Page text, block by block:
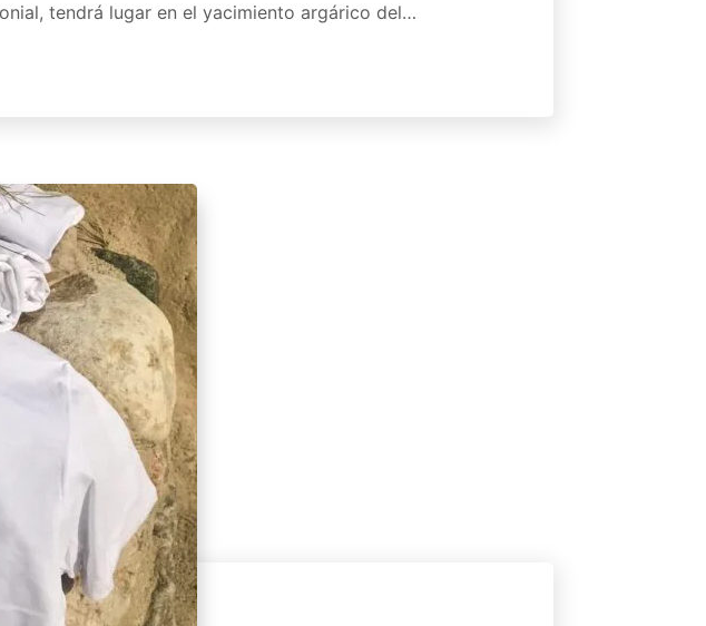
tendrá lugar en el yacimiento argárico del…